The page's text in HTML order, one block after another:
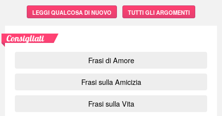
LEGGI QUALCOSA DI NUOVO TUTTI GLI ARGOMENTI
Consigliati
Frasi di Amore
Frasi sulla Amicizia
Frasi sulla Vita